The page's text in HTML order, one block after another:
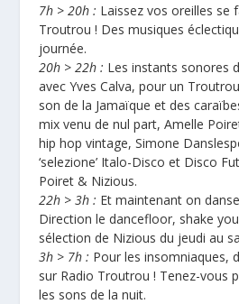
7h > 20h : Laissez vos oreilles se
Troutrou ! Des musiques
journée.
20h > 22h : Les instants sonores
avec Yves Calva, pour un
son de la Jamaïque et des
mix venu de nul part, Amelle
hip hop vintage, Simone
‘selezione’ Italo-Disco et Disco
Poiret & Nizious.
22h > 3h : Et maintenant on
Direction le dancefloor, shake
sélection de Nizious du jeudi au
3h > 7h : Pour les insomniaques,
sur Radio Troutrou ! Tenez-vous
les sons de la nuit.